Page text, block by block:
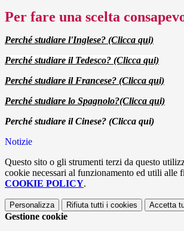
Per fare una scelta
Perché studiare l'Inglese? (Clicca qui)
Perché studiare il Tedesco? (Clicca qui)
Perché studiare il Francese? (Clicca qui)
Perché studiare lo Spagnolo?(Clicca qui)
Perché studiare il Cinese? (Clicca qui)
Notizie
Questo sito o gli strumenti terzi da questo
cookie necessari al funzionamento ed utili alle
COOKIE POLICY.
Personalizza Rifiuta tutti i cookies Accetta
Gestione cookie